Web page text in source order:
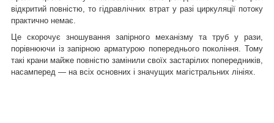
відкритий повністю, то гідравлічних втрат у разі циркуляції потоку
практично немає.
Це скорочує зношування запірного механізму та труб у рази,
порівнюючи із запірною арматурою попереднього покоління. Тому
такі крани майже повністю замінили своїх застарілих попередників,
насамперед — на всіх основних і значущих магістральних лініях.